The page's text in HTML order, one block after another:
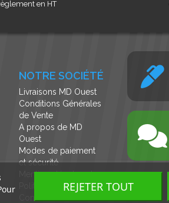
en HT
NOTRE SOCIÉTÉ
Livraisons MD Ouest
Conditions Générales
de Vente
A propos de MD
Ouest
Modes de paiement
et sécurité
Mentions légales et
Politique de
Confidentialité
REJETER TOUT